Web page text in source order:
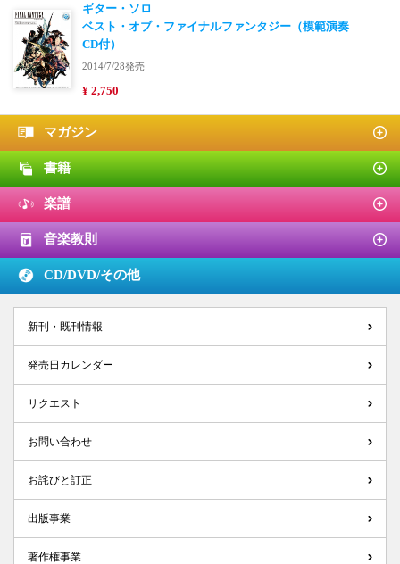
ギター・ソロ
ベスト・オブ・ファイナルファンタジー（模範演奏
CD付）
2014/7/28発売
¥ 2,750
マガジン
書籍
楽譜
音楽教則
CD/DVD/その他
新刊・既刊情報
発売日カレンダー
リクエスト
お問い合わせ
お詫びと訂正
出版事業
著作権事業